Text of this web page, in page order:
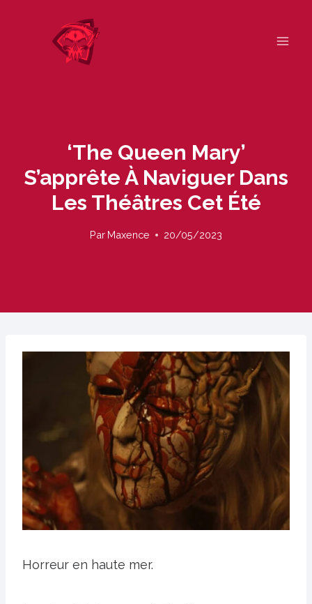
‘The Queen Mary’
S’apprête À Naviguer Dans
Les Théâtres Cet Été
Par Maxence 20/05/2023
Horreur en haute mer.